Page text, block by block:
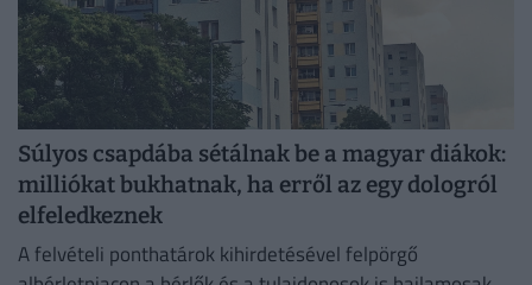
Súlyos csapdába sétálnak be a magyar diákok:
milliókat bukhatnak, ha erről az egy dologról
elfeledkeznek
A felvételi ponthatárok kihirdetésével felpörgő